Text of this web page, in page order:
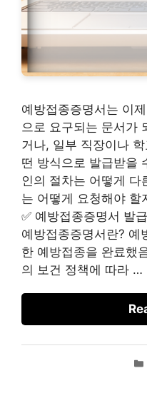
예방접종증명서는 이
으로 요구되는 문서가
거나, 일부 직장이나
떤 방식으로 발급받을
인의 절차는 어떻게 다
는 어떻게 요청해야 할
✅ 예방접종증명서 발
예방접종증명서란? 예
한 예방접종을 완료했
의 보건 정책에 따라 …